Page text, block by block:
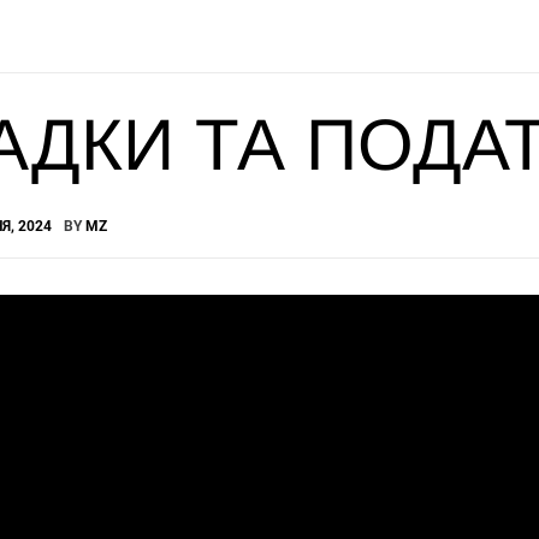
ТА
2024 BYMZ